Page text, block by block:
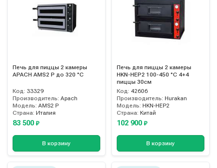
Печь для пиццы 2 камеры
APACH AMS2 P до 320 °С
Код: 33329
Производитель: Apach
Модель: AMS2 P
Страна: Италия
83 500 ₽
В корзину
Печь для пиццы 2 камеры
HKN-HEP2 100-450 °С 4+4
пиццы 30см
Код: 42606
Производитель: Hurakan
Модель: HKN-HEP2
Страна: Китай
102 900 ₽
В корзину